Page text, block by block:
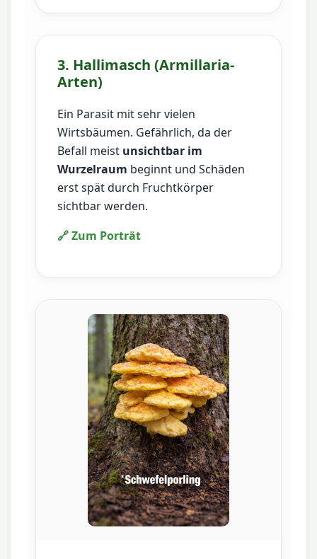
3. Hallimasch (Armillaria-
Arten)
Ein Parasit mit sehr vielen
Wirtsbäumen. Gefährlich, da der
Befall meist unsichtbar im
Wurzelraum beginnt und Schäden
erst spät durch Fruchtkörper
sichtbar werden.
🔗 Zum Porträt